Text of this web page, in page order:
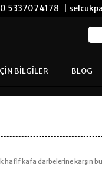
5337074178 |
BİLGİLER BLOG
hafif kafa darbelerine karşın